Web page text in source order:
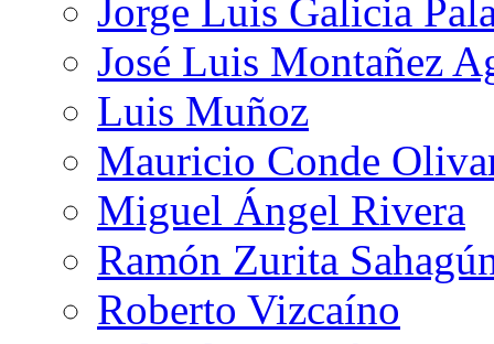
Jorge Luis Galicia
José Luis Montañez
Luis Muñoz
Mauricio Conde
Miguel Ángel Rivera
Ramón Zurita
Roberto Vizcaíno